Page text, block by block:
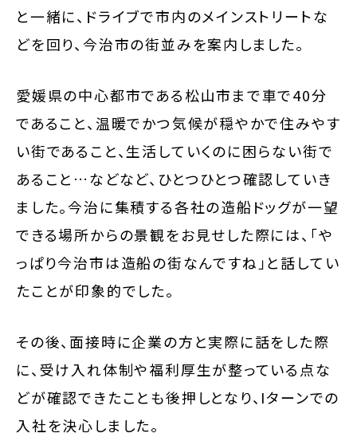
と一緒に、ドライブで市内のメインストリートな
どを回り、今治市の街並みを案内しました。
愛媛県の中心都市である松山市まで車で40分
であること、温暖でかつ気候が穏やかで住みやす
い街であること、生活していくのに困らない街で
あること…などなど、ひとつひとつ確認していき
ました。今治に集積する各社の造船ドッグが一望
できる場所からの景観をお見せした際には、「や
っぱり今治市は造船の街なんですね」と話してい
たことが印象的でした。
その後、面接時に企業の方と実際に話をした際
に、受け入れ体制や福利厚生が整っている点な
どが確認できたことも後押しとなり、Iターンでの
入社を決心しました。